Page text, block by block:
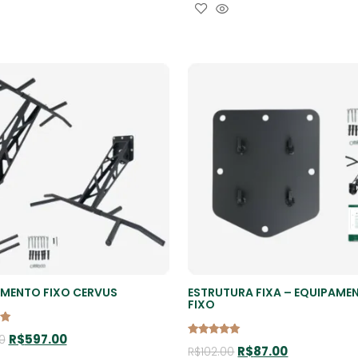
FIXO CERVUS
R$597.00
ESTRUTURA FIXA –
FIXO
5.00
R$102.00 R$87.00